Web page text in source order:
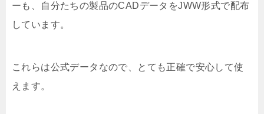
ーも、自分たちの製品のCADデータをJWW形式で配布
しています。
これらは公式データなので、とても正確で安心して使
えます。